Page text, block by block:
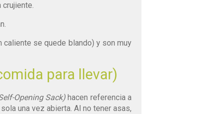
se quede blando) y son muy
para llevar)
Opening Sack)hacen referencia a
una vez abierta. Al no tener asas,